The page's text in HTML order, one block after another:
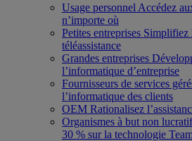
Usage personnel Accédez
n’importe où
Petites entreprises Simplifiez
téléassistance
Grandes entreprises
l’informatique d’entreprise
Fournisseurs de services
l’informatique des clients
OEM Rationalisez
Organismes à but non
30 % sur la technologie